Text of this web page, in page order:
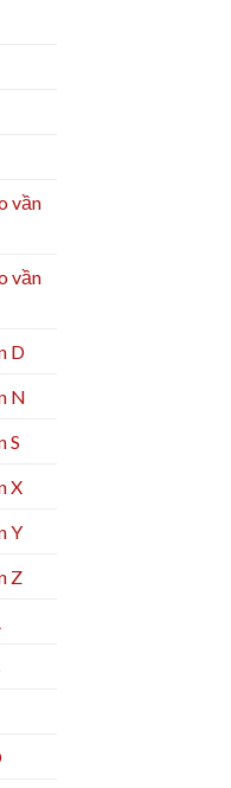
vần
vần
D
N
S
X
Y
Z